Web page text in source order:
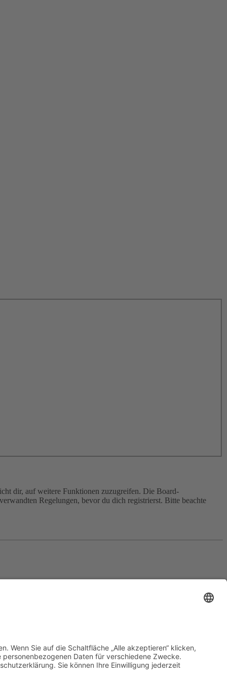
dir, auf weitere Funktionen zuzugreifen. Die Board-
Regelungen, bevor du dich registrierst. Bitte beachte